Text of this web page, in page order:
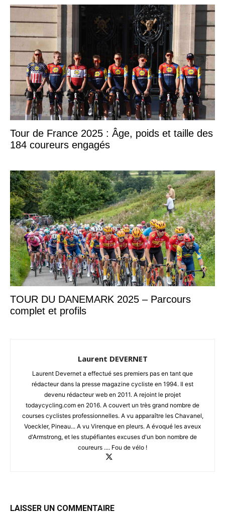
Tour de France 2025 : Âge, poids et taille des
184 coureurs engagés
TOUR DU DANEMARK 2025 – Parcours
complet et profils
Laurent DEVERNET
Laurent Devernet a effectué ses premiers pas en tant que
rédacteur dans la presse magazine cycliste en 1994. Il est
devenu rédacteur web en 2011. A rejoint le projet
todaycycling.com en 2016. A couvert un très grand nombre de
courses cyclistes professionnelles. A vu apparaître les Chavanel,
Voeckler, Pineau... A vu Virenque en pleurs. A évoqué les aveux
d'Armstrong, et les stupéfiantes excuses d'un bon nombre de
coureurs .... Fou de vélo !
LAISSER UN COMMENTAIRE